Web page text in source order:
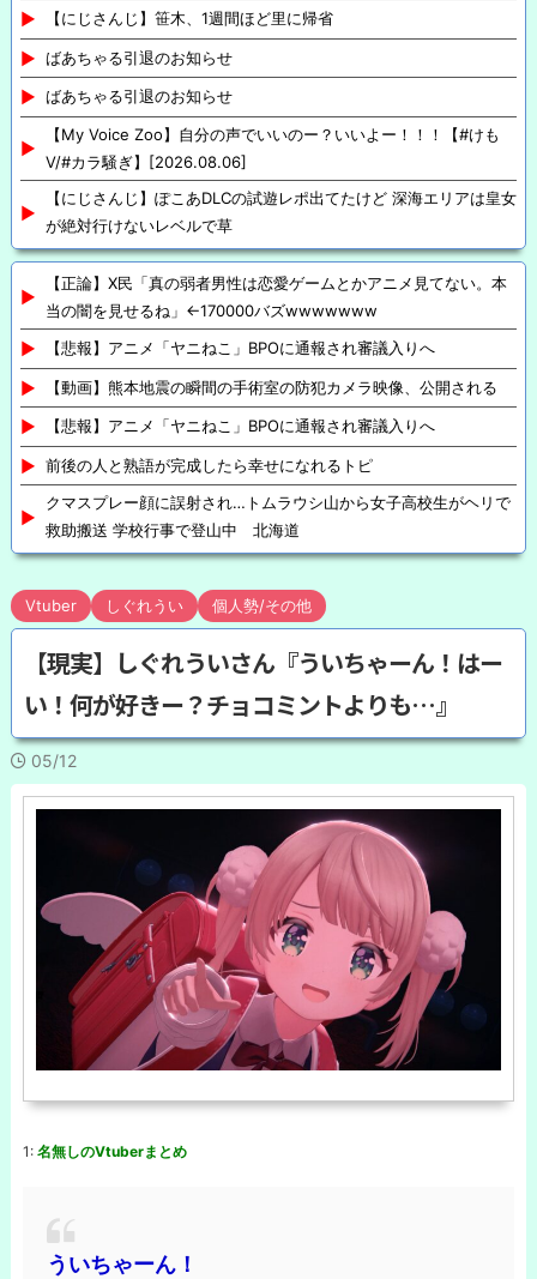
【にじさんじ】笹木、1週間ほど里に帰省
ばあちゃる引退のお知らせ
ばあちゃる引退のお知らせ
【My Voice Zoo】自分の声でいいのー？いいよー！！！【#けも
V/#カラ騒ぎ】[2026.08.06]
【にじさんじ】ぽこあDLCの試遊レポ出てたけど 深海エリアは皇女
が絶対行けないレベルで草
【正論】X民「真の弱者男性は恋愛ゲームとかアニメ見てない。本
当の闇を見せるね」←170000バズwwwwwww
【悲報】アニメ「ヤニねこ」BPOに通報され審議入りへ
【動画】熊本地震の瞬間の手術室の防犯カメラ映像、公開される
【悲報】アニメ「ヤニねこ」BPOに通報され審議入りへ
前後の人と熟語が完成したら幸せになれるトピ
クマスプレー顔に誤射され…トムラウシ山から女子高校生がヘリで
救助搬送 学校行事で登山中 北海道
Vtuber しぐれうい 個人勢/その他
【現実】しぐれういさん『ういちゃーん！はー
い！何が好きー？チョコミントよりも…』
05/12
1: 名無しのVtuberまとめ
ういちゃーん！